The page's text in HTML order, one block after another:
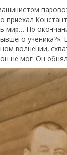
приехал
мир… По
ученика?».
волнении,
не мог. Он